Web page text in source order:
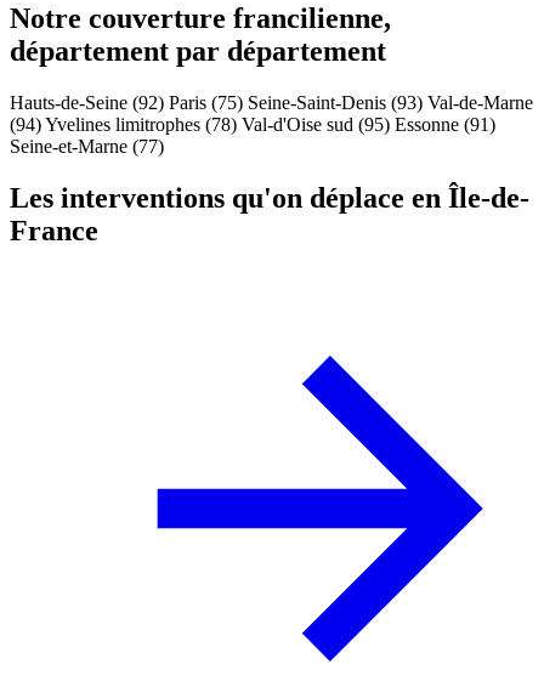
Notre couverture francilienne,
département par département
Hauts-de-Seine (92) Paris (75) Seine-Saint-Denis (93) Val-de-Marne
(94)Yvelines limitrophes (78) Val-d'Oise sud (95) Essonne (91)
Seine-et-Marne (77)
Les interventions qu'on déplace en Île-de-
France